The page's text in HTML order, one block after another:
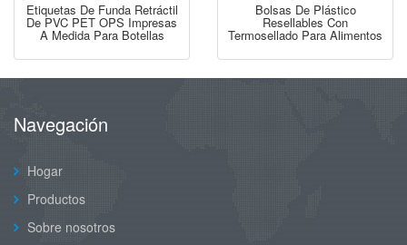
Etiquetas De Funda Retráctil
De PVC PET OPS Impresas
A Medida Para Botellas
Bolsas De Plástico
Resellables Con
Termosellado Para Alimentos
Navegación
Hogar
Productos
Sobre nosotros